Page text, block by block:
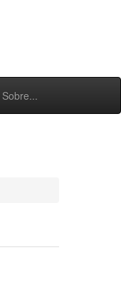
Sobre...